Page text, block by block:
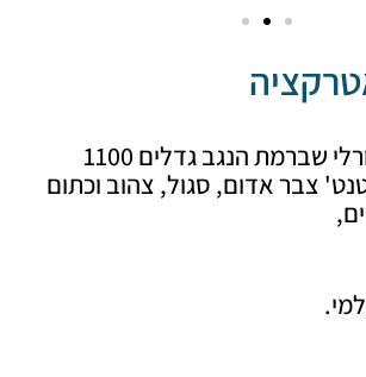
בחוות צברי אורלי שברמת הנגב גדלים 1100
אדום, סגול, צהוב וכתום